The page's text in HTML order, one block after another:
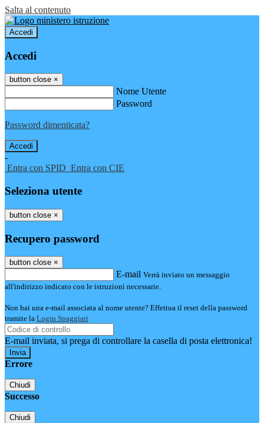
Salta al contenuto
Accedi
Accedi
button close ×
Nome Utente
Password
Password dimenticata?
-
Entra con SPID Entra con CIE
Seleziona utente
button close ×
Recupero password
button close ×
E-mail Verrà inviato un messaggio
all'indirizzo indicato con le istruzioni necessarie.
Non hai una e-mail associata al nome utente? Effettua il reset della password
tramite la Login Spaggiari
E-mail inviata, si prega di controllare la casella di posta elettronica!
Errore
Chiudi
Successo
Chiudi